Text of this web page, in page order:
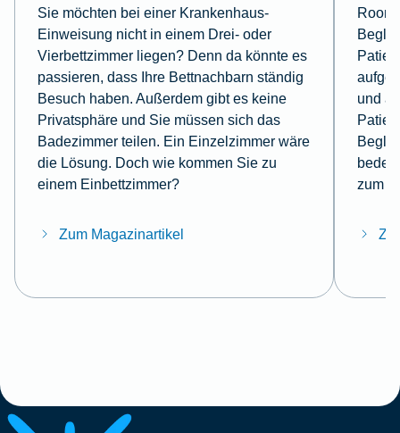
Sie möchten bei einer Krankenhaus-
Einweisung nicht in einem Drei- oder
Vierbettzimmer liegen? Denn da könnte es
passieren, dass Ihre Bettnachbarn ständig
Besuch haben. Außerdem gibt es keine
Privatsphäre und Sie müssen sich das
Badezimmer teilen. Ein Einzelzimmer wäre
die Lösung. Doch wie kommen Sie zu
einem Einbettzimmer?
Zum Magazinartikel
und
zum